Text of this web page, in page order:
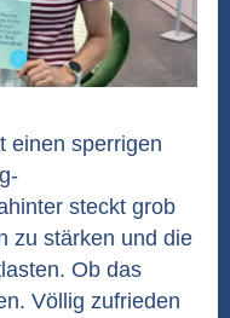
einen sperrigen
steckt grob
zu stärken und die
Ob das
Völlig zufrieden